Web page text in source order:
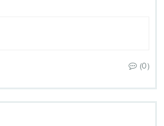
(0)